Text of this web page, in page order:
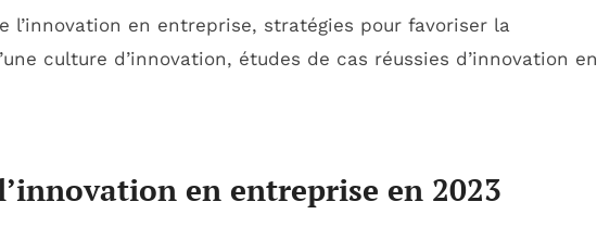
l’innovation en entreprise, stratégies pour favoriser la
culture d’innovation, études de cas réussies d’innovation en
en entreprise en 2023